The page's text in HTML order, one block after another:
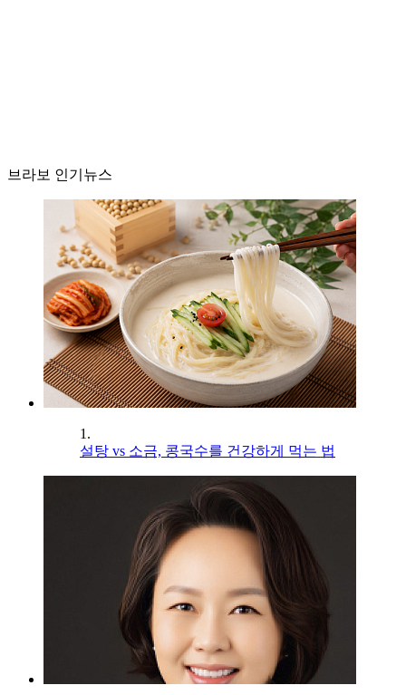
브라보 인기뉴스
1.
설탕 vs 소금, 콩국수를 건강하게 먹는 법